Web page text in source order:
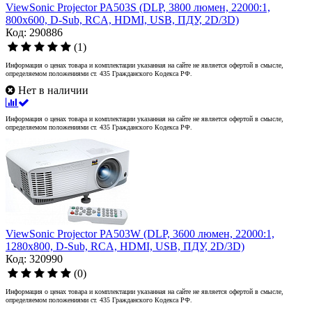
ViewSonic Projector PA503S (DLP, 3800 люмен, 22000:1,
800x600, D-Sub, RCA, HDMI, USB, ПДУ, 2D/3D)
Код: 290886
(1)
Информация о ценах товара и комплектации указанная на сайте не является офертой в смысле,
определяемом положениями ст. 435 Гражданского Кодекса РФ.
Нет в наличии
Информация о ценах товара и комплектации указанная на сайте не является офертой в смысле,
определяемом положениями ст. 435 Гражданского Кодекса РФ.
ViewSonic Projector PA503W (DLP, 3600 люмен, 22000:1,
1280x800, D-Sub, RCA, HDMI, USB, ПДУ, 2D/3D)
Код: 320990
(0)
Информация о ценах товара и комплектации указанная на сайте не является офертой в смысле,
определяемом положениями ст. 435 Гражданского Кодекса РФ.